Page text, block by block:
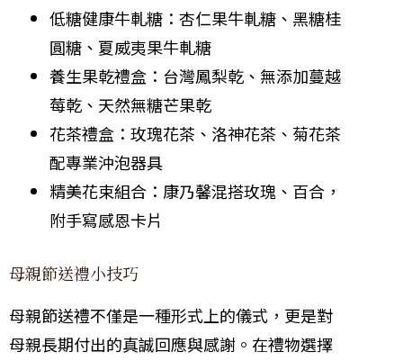
低糖健康牛軋糖：杏仁果牛軋糖、黑糖桂
圓糖、夏威夷果牛軋糖
養生果乾禮盒：台灣鳳梨乾、無添加蔓越
莓乾、天然無糖芒果乾
花茶禮盒：玫瑰花茶、洛神花茶、菊花茶
配專業沖泡器具
精美花束組合：康乃馨混搭玫瑰、百合，
附手寫感恩卡片
母親節送禮小技巧
母親節送禮不僅是一種形式上的儀式，更是對
母親長期付出的真誠回應與感謝。在禮物選擇